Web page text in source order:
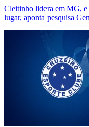
Cleitinho lidera em MG, e
lugar, aponta pesquisa